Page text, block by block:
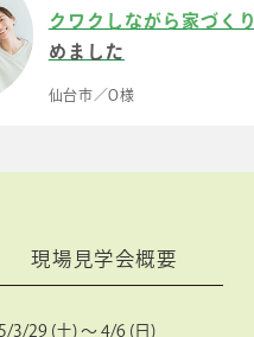
クワクしながら家づくり
めました
仙台市／O様
現場見学会概要
3/29 (土) ～ 4/6 (日)